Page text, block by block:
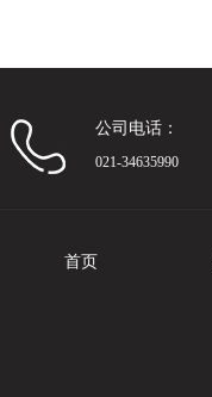
公司电话：
021-34635990
首页